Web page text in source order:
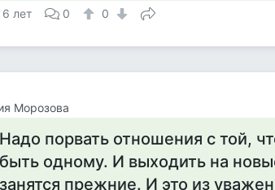
6 лет 0 0
Морозова
Надо порвать отношения с той,
быть одному. И выходить на
занятся прежние. И это из